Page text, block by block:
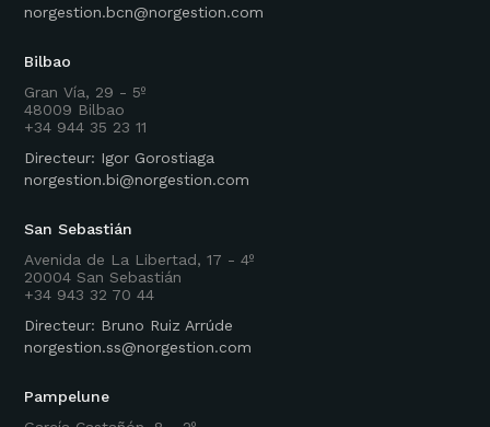
norgestion.bcn@norgestion.com
Bilbao
Gran Vía, 29 - 5º
48009 Bilbao
+34 944 35 23 11
Directeur: Igor Gorostiaga
norgestion.bi@norgestion.com
San Sebastián
Avenida de La Libertad, 17 - 4º
20004 San Sebastián
+34 943 32 70 44
Directeur: Bruno Ruiz Arrúde
norgestion.ss@norgestion.com
Pampelune